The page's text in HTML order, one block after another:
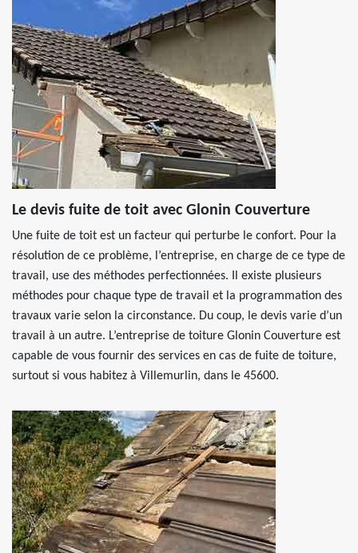
Le devis fuite de toit avec Glonin Couverture
Une fuite de toit est un facteur qui perturbe le confort. Pour la
résolution de ce problème, l’entreprise, en charge de ce type de
travail, use des méthodes perfectionnées. Il existe plusieurs
méthodes pour chaque type de travail et la programmation des
travaux varie selon la circonstance. Du coup, le devis varie d’un
travail à un autre. L’entreprise de toiture Glonin Couverture est
capable de vous fournir des services en cas de fuite de toiture,
surtout si vous habitez à Villemurlin, dans le 45600.